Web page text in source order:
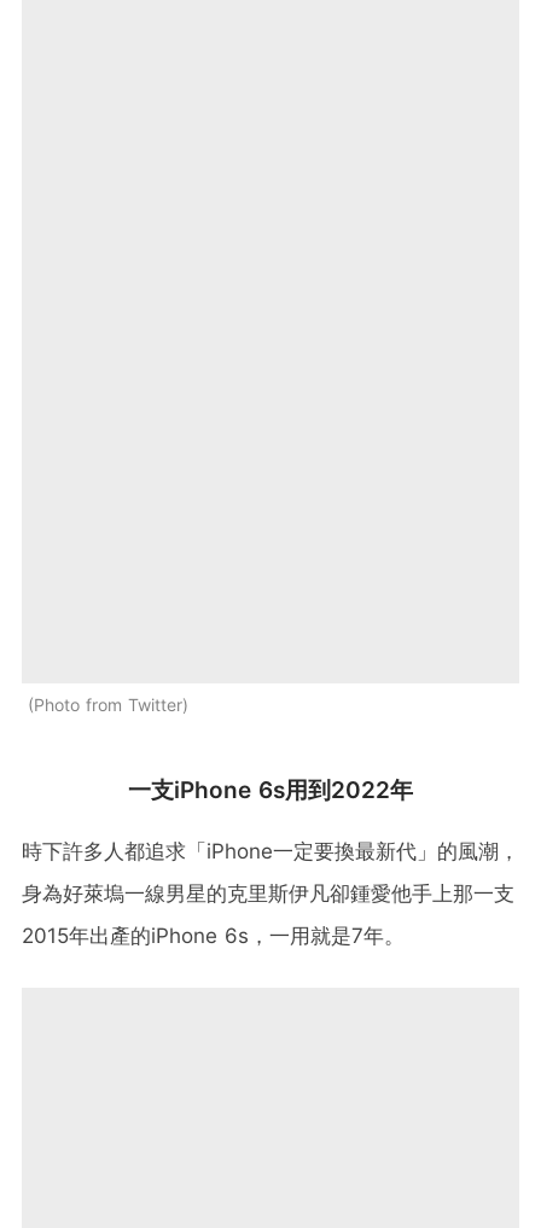
Photo from Twitter
一支iPhone 6s用到2022年
時下許多人都追求「iPhone一定要換最新代」的風潮，
身為好萊塢一線男星的克里斯伊凡卻鍾愛他手上那一支
2015年出產的iPhone 6s，一用就是7年。